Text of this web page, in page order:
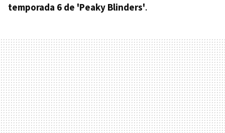
temporada 6 de 'Peaky Blinders'.